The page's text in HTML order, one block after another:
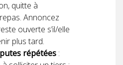
quitte à
Annoncez
ouverte s’il/elle
plus tard.
répétées :